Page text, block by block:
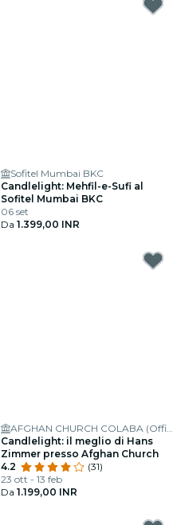
Sofitel Mumbai BKC
Candlelight: Mehfil-e-Sufi al
Sofitel Mumbai BKC
06 set
Da 1.399,00 INR
AFGHAN CHURCH COLABA (Official)
Candlelight: il meglio di Hans
Zimmer presso Afghan Church
4.2
(31)
23 ott - 13 feb
Da 1.199,00 INR